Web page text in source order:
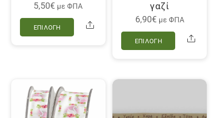
5,50€ με ΦΠΑ
ΕΠΙΛΟΓΉ
Αυτό
το
παραλλαγές.
Οι
επιλογές
Share
γαζί
6,90€ με ΦΠΑ
ΕΠΙΛΟΓΉ
Αυτό
το
Οι
Share